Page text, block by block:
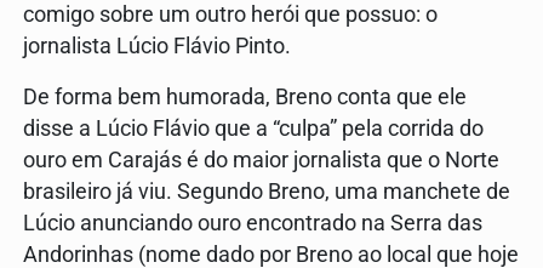
comigo sobre um outro herói que possuo: o
jornalista Lúcio Flávio Pinto.
De forma bem humorada, Breno conta que ele
disse a Lúcio Flávio que a “culpa” pela corrida do
ouro em Carajás é do maior jornalista que o Norte
brasileiro já viu. Segundo Breno, uma manchete de
Lúcio anunciando ouro encontrado na Serra das
Andorinhas (nome dado por Breno ao local que hoje